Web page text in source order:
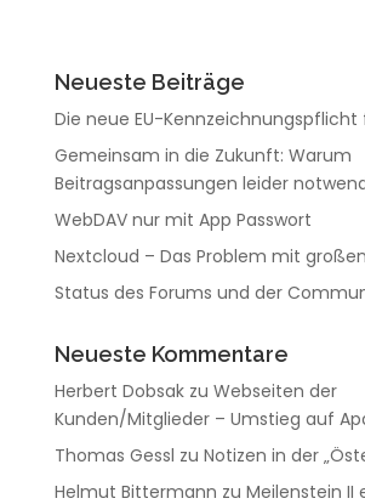
Neueste Beiträge
Die neue EU-Kennzeichnungspflicht
Gemeinsam in die Zukunft: Warum
Beitragsanpassungen leider
WebDAV nur mit App Passwort
Nextcloud – Das Problem mit
Status des Forums und der
Neueste Kommentare
Herbert Dobsakzu Webseiten der
Kunden/Mitglieder – Umstieg auf
Thomas Gessl zu Notizen in der
Helmut Bittermann zu Meilenstein II